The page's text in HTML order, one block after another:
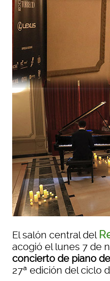
El salón central del
acogió el lunes 7 de
concierto de piano
27ª edición del ciclo